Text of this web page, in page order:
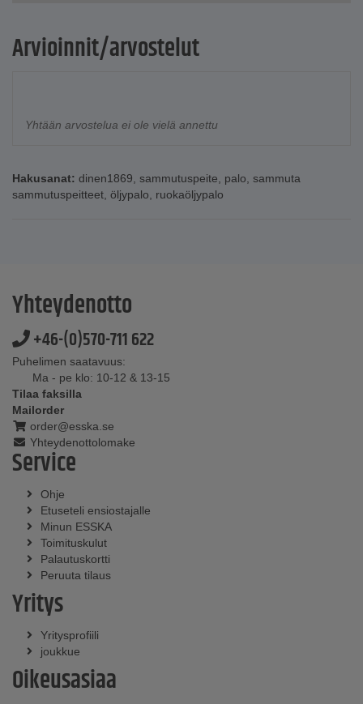
Arvioinnit/arvostelut
Yhtään arvostelua ei ole vielä annettu
Hakusanat: dinen1869, sammutuspeite, palo, sammuta
sammutuspeitteet, öljypalo, ruokaöljypalo
Yhteydenotto
+46-(0)570-711 622
Puhelimen saatavuus:
Ma - pe klo: 10-12 & 13-15
Tilaa faksilla
Mailorder
order@esska.se
Yhteydenottolomake
Service
Ohje
Etuseteli ensiostajalle
Minun ESSKA
Toimituskulut
Palautuskortti
Peruuta tilaus
Yritys
Yritysprofiili
joukkue
Oikeusasiaa